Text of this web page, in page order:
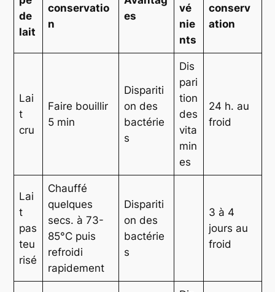
de
lait
conservatio
n
es
vé
nie
nts
conserv
ation
Lai
t
cru
Faire bouillir
5 min
Dispariti
on des
bactérie
s
Dis
pari
tion
des
vita
min
es
24 h. au
froid
Lai
t
pas
teu
risé
Chauffé
quelques
secs. à 73-
85°C puis
refroidi
rapidement
Dispariti
on des
bactérie
s
3 à 4
jours au
froid